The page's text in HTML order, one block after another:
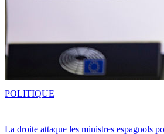
La droite attaque les ministres espagnols
POLITIQUE